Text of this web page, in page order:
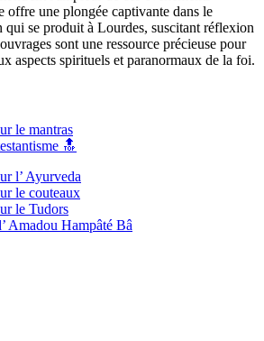
offre une plongée captivante dans le
qui se produit à Lourdes, suscitant réflexion
sont une ressource précieuse pour
aspects spirituels et paranormaux de la foi.
le mantras
🔝
l’ Ayurveda
le couteaux
le Tudors
Amadou Hampâté Bâ